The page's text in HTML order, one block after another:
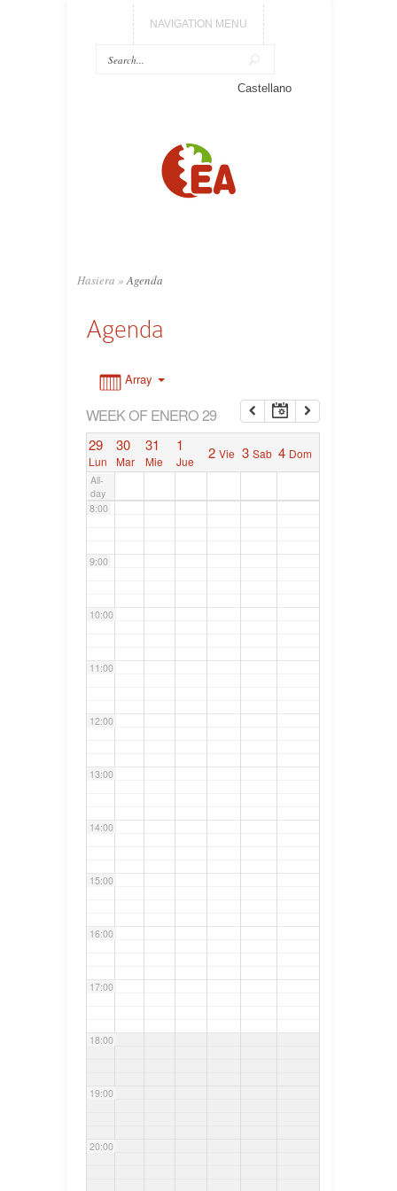
NAVIGATION MENU
Castellano
Hasiera » Agenda
Agenda
Array
WEEK OF ENERO 29
29
Lun
30
Mar
31
Mie
1
Jue 2 Vie 3 Sab 4 Dom
All-
day
7:00
8:00
9:00
10:00
11:00
12:00
13:00
14:00
15:00
16:00
17:00
18:00
19:00
20:00